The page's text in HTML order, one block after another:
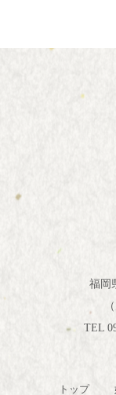
福岡
TEL
トップ